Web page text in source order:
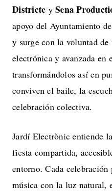
Districte y Sena
apoyo del Ayuntamiento
y surge con la voluntad
electrónica y avanzada en
transformándolos así en
conviven el baile, la
celebración colectiva.
Jardí Electrònic entiende
fiesta compartida,
entorno. Cada
música con la luz natural,